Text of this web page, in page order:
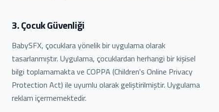
3. Çocuk Güvenliği
BabySFX, çocuklara yönelik bir uygulama olarak
tasarlanmıştır. Uygulama, çocuklardan herhangi bir kişisel
bilgi toplamamakta ve COPPA (Children's Online Privacy
Protection Act) ile uyumlu olarak geliştirilmiştir. Uygulama
reklam içermemektedir.